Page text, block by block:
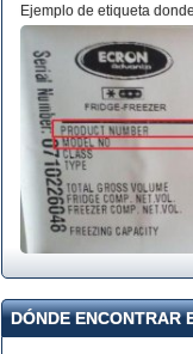
Ejemplo de etiqueta
DÓNDE ENCONTRAR